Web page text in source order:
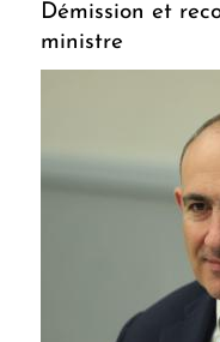
Démission et
ministre